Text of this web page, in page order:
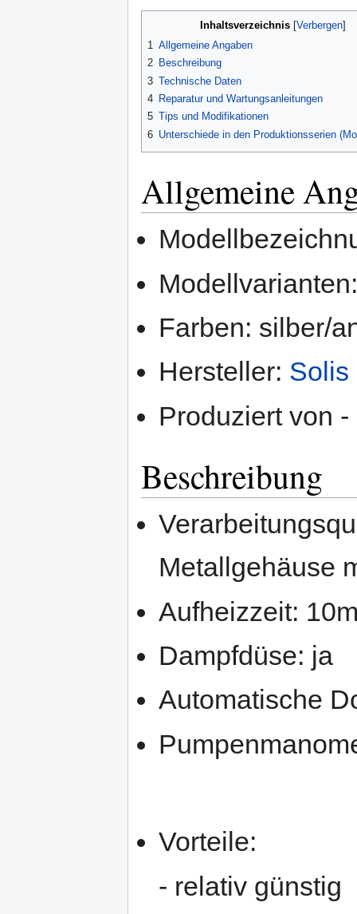
Inhaltsverzeichnis
1 Allgemeine Angaben
2 Beschreibung
3 Technische Daten
4 Reparatur und Wartungsanleitungen
5 Tips und Modifikationen
6 Unterschiede in den Produktionsserien
Allgemeine
Farben: silber/
Hersteller: Solis
Produziert von
Beschreibung
Metallgehäuse
Aufheizzeit:
Dampfdüse: ja
Automatische
Vorteile:
- relativ günstig